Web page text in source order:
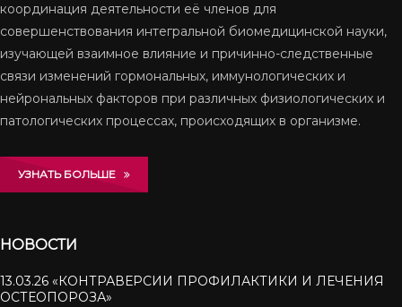
координация деятельности её членов для
совершенствования интегральной биомедицинской науки,
изучающей взаимное влияние и причинно-следственные
связи изменений гормональных, иммунологических и
нейрональ­ных факторов при различных физиологических и
патологических процессах, происходящих в организме.
УЗНАТЬ БОЛЬШЕ
НОВОСТИ
13.03.26 «КОНТРАВЕРСИИ ПРОФИЛАКТИКИ И ЛЕЧЕНИЯ
ОСТЕОПОРОЗА»